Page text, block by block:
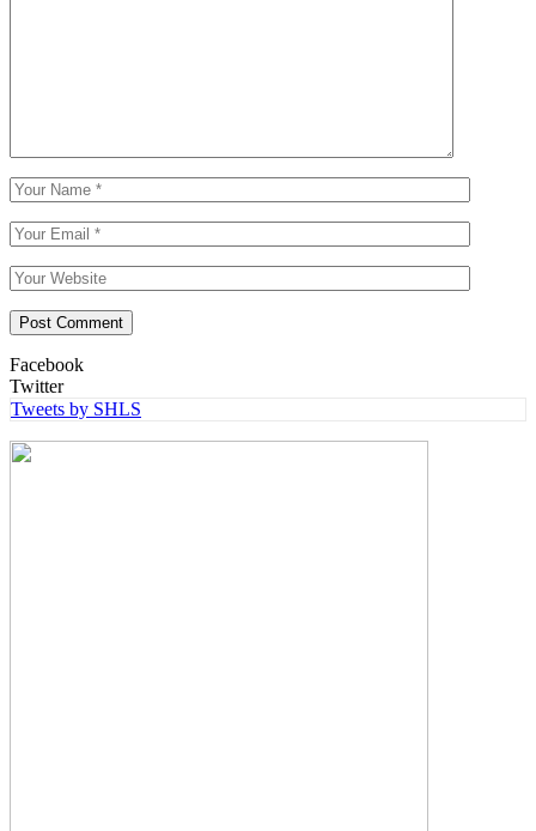
Facebook
Twitter
Tweets by SHLS